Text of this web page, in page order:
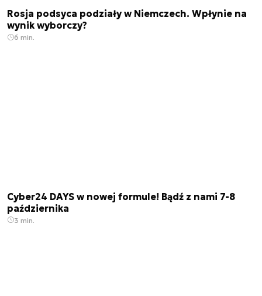
Rosja podsyca podziały w Niemczech. Wpłynie na
wynik wyborczy?
6 min.
Cyber24 DAYS w nowej formule! Bądź z nami 7-8
października
3 min.